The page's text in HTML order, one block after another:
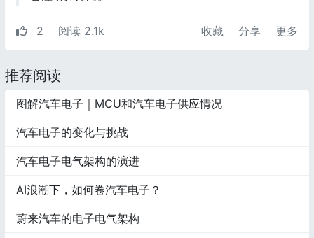
2 阅读 2.1k 收藏 分享 更多
推荐阅读
图解汽车电子｜MCU和汽车电子供应情况
汽车电子的变化与挑战
汽车电子电气架构的演进
AI浪潮下，如何卷汽车电子？
蔚来汽车的电子电气架构